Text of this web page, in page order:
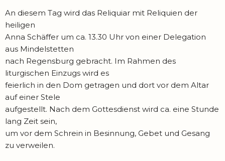
An diesem Tag wird das Reliquiar mit Reliquien der
heiligen
Anna Schäffer um ca. 13.30 Uhr von einer Delegation
aus Mindelstetten
nach Regensburg gebracht. Im Rahmen des
liturgischen Einzugs wird es
feierlich in den Dom getragen und dort vor dem Altar
auf einer Stele
aufgestellt. Nach dem Gottesdienst wird ca. eine Stunde
lang Zeit sein,
um vor dem Schrein in Besinnung, Gebet und Gesang
zu verweilen.